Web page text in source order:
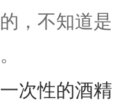
，不知道是
次性的酒精